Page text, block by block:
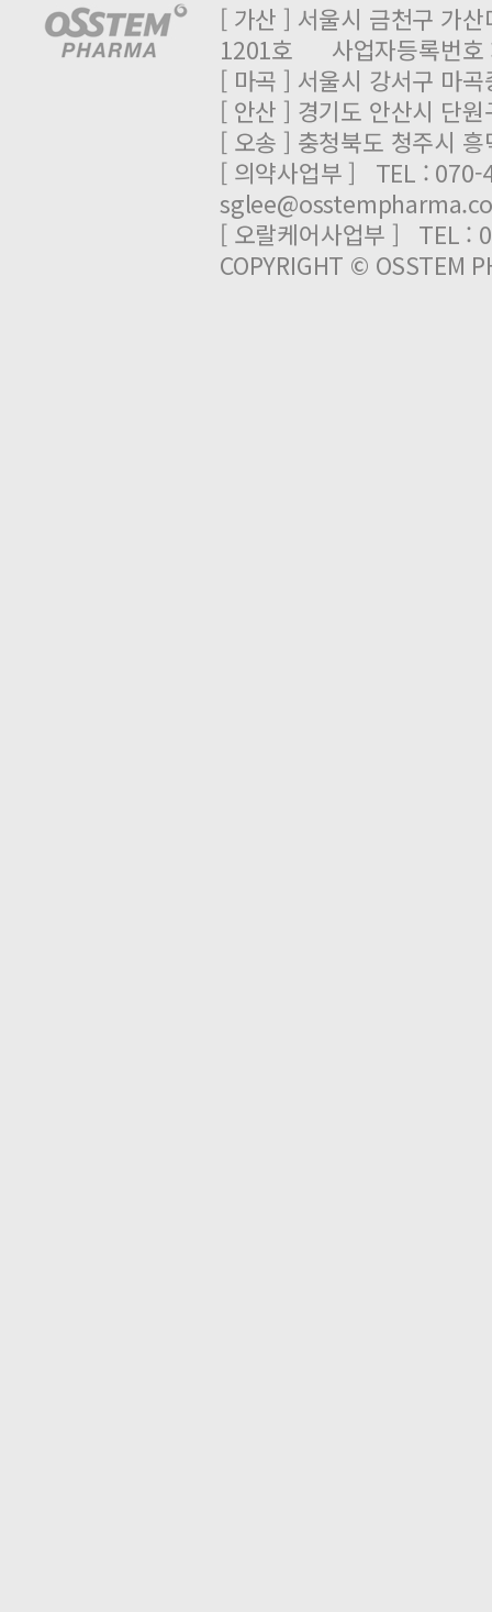
[ 가산 ] 서울시 금천구 가
1201호 사업자등록번
[ 마곡 ] 서울시 강서구 마
[ 안산 ] 경기도 안산시 단
[ 오송 ] 충청북도 청주시
[ 의약사업부 ] TEL :
[ 오랄케어사업부 ] TEL
COPYRIGHT © OSSTEM